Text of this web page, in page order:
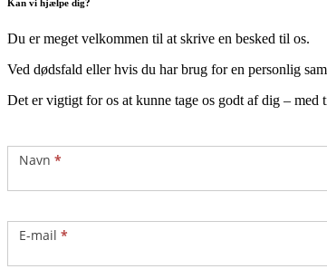
Kan vi hjælpe dig?
Du er meget velkommen til at skrive en besked til os.
Ved dødsfald eller hvis du har brug for en personlig
Det er vigtigt for os at kunne tage os godt af dig –
Navn *
E-mail *